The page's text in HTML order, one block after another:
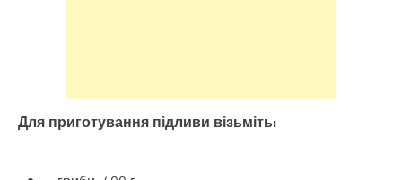
Для приготування підливи візьміть: